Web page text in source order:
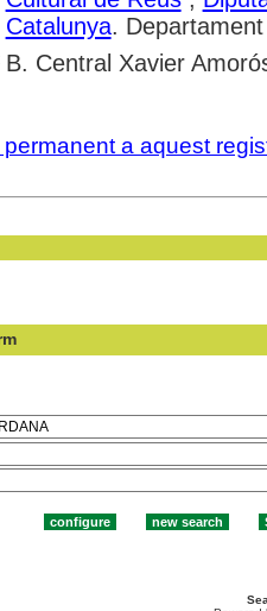
Catalunya.
B. Central Xavier
permanent a aquest